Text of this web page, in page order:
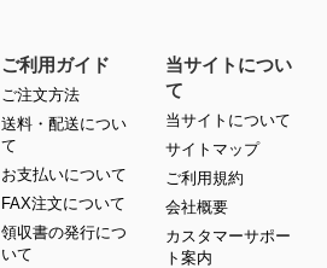
ご利用ガイド
ご注文方法
送料・配送につい
て
お支払いについて
FAX注文について
領収書の発行につ
いて
当サイトについ
て
当サイトについて
サイトマップ
ご利用規約
会社概要
カスタマーサポー
ト案内